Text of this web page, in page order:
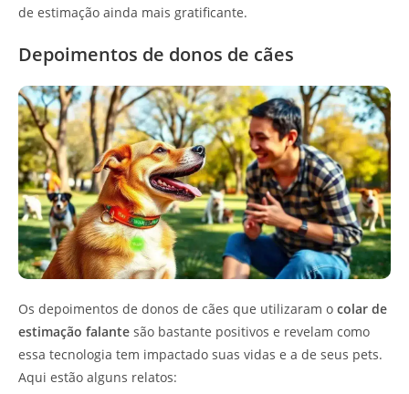
de estimação ainda mais gratificante.
Depoimentos de donos de cães
Os depoimentos de donos de cães que utilizaram o colar de
estimação falante são bastante positivos e revelam como
essa tecnologia tem impactado suas vidas e a de seus pets.
Aqui estão alguns relatos: